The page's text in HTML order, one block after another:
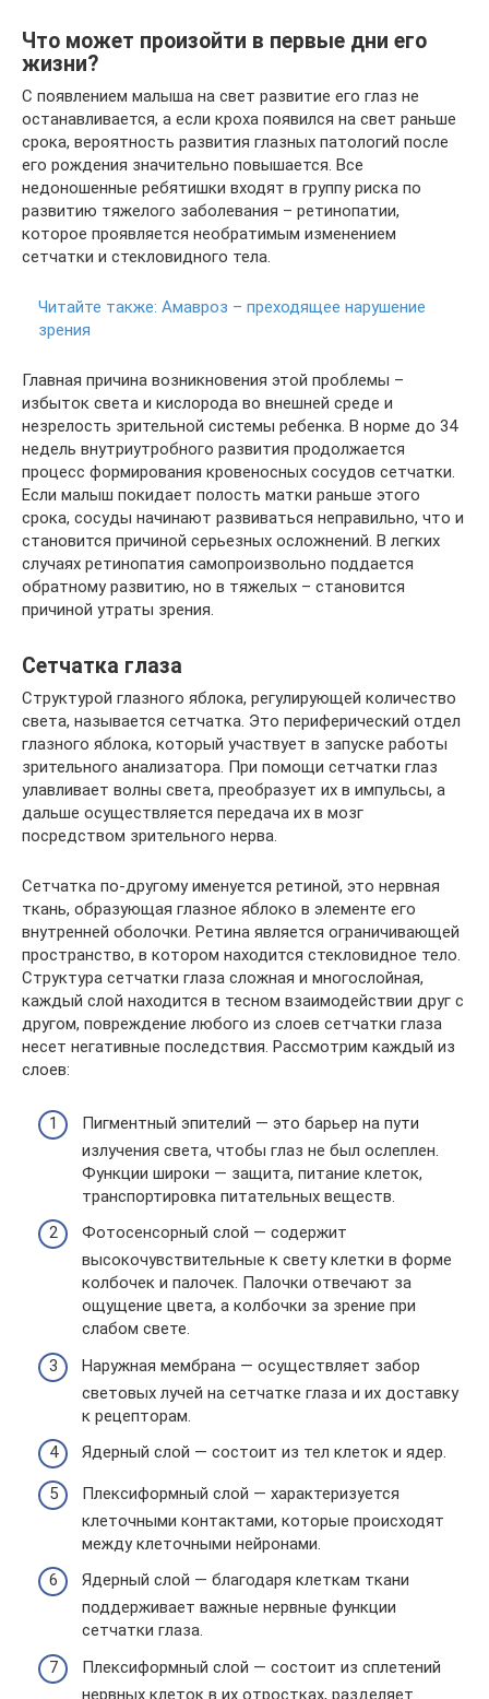
Что может произойти в первые дни его
жизни?
С появлением малыша на свет развитие его глаз не
останавливается, а если кроха появился на свет раньше
срока, вероятность развития глазных патологий после
его рождения значительно повышается. Все
недоношенные ребятишки входят в группу риска по
развитию тяжелого заболевания – ретинопатии,
которое проявляется необратимым изменением
сетчатки и стекловидного тела.
Читайте также: Амавроз – преходящее нарушение
зрения
Главная причина возникновения этой проблемы –
избыток света и кислорода во внешней среде и
незрелость зрительной системы ребенка. В норме до 34
недель внутриутробного развития продолжается
процесс формирования кровеносных сосудов сетчатки.
Если малыш покидает полость матки раньше этого
срока, сосуды начинают развиваться неправильно, что и
становится причиной серьезных осложнений. В легких
случаях ретинопатия самопроизвольно поддается
обратному развитию, но в тяжелых – становится
причиной утраты зрения.
Сетчатка глаза
Структурой глазного яблока, регулирующей количество
света, называется сетчатка. Это периферический отдел
глазного яблока, который участвует в запуске работы
зрительного анализатора. При помощи сетчатки глаз
улавливает волны света, преобразует их в импульсы, а
дальше осуществляется передача их в мозг
посредством зрительного нерва.
Сетчатка по-другому именуется ретиной, это нервная
ткань, образующая глазное яблоко в элементе его
внутренней оболочки. Ретина является ограничивающей
пространство, в котором находится стекловидное тело.
Структура сетчатки глаза сложная и многослойная,
каждый слой находится в тесном взаимодействии друг с
другом, повреждение любого из слоев сетчатки глаза
несет негативные последствия. Рассмотрим каждый из
слоев:
Пигментный эпителий — это барьер на пути
излучения света, чтобы глаз не был ослеплен.
Функции широки — защита, питание клеток,
транспортировка питательных веществ.
Фотосенсорный слой — содержит
высокочувствительные к свету клетки в форме
колбочек и палочек. Палочки отвечают за
ощущение цвета, а колбочки за зрение при
слабом свете.
Наружная мембрана — осуществляет забор
световых лучей на сетчатке глаза и их доставку
к рецепторам.
Ядерный слой — состоит из тел клеток и ядер.
Плексиформный слой — характеризуется
клеточными контактами, которые происходят
между клеточными нейронами.
Ядерный слой — благодаря клеткам ткани
поддерживает важные нервные функции
сетчатки глаза.
Плексиформный слой — состоит из сплетений
нервных клеток в их отростках, разделяет